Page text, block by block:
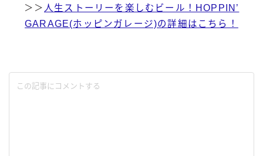
＞＞ 人生ストーリーを楽しむビール！HOPPIN’
GARAGE(ホッピンガレージ)の詳細はこちら！